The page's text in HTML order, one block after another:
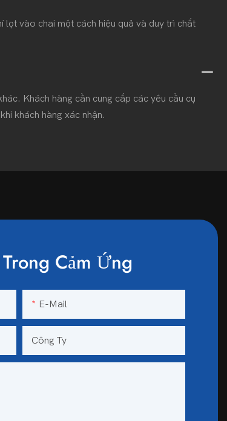
vào chai một cách hiệu quả và duy trì chất
Khách hàng cần cung cấp các yêu cầu cụ
khách hàng xác nhận.
Cảm Ứng
E-Mail
Công Ty